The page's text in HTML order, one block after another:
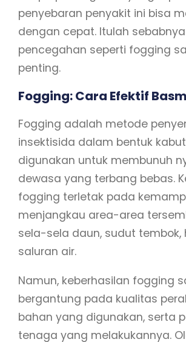
penyebaran penyakit ini bisa
dengan cepat. Itulah
pencegahan seperti fogging
penting.
Fogging: Cara Efektif
Fogging adalah metode
insektisida dalam bentuk
digunakan untuk membunuh
dewasa yang terbang bebas.
fogging terletak pada
menjangkau area-area
sela-sela daun, sudut tembok,
saluran air.
Namun, keberhasilan fogging
bergantung pada kualitas
bahan yang digunakan, serta
tenaga yang melakukannya.